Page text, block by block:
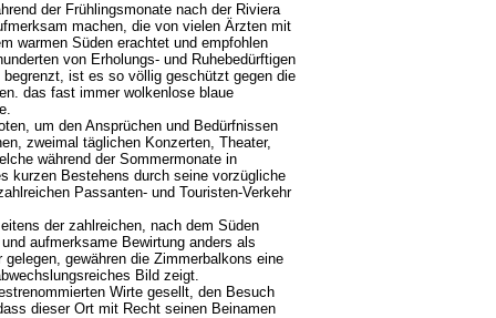
der Frühlingsmonate nach der Riviera
machen, die von vielen Ärzten mit
warmen Süden erachtet und empfohlen
von Erholungs- und Ruhebedürftigen
ist es so völlig geschützt gegen die
das fast immer wolkenlose blaue
um den Ansprüchen und Bedürfnissen
zweimal täglichen Konzerten, Theater,
während der Sommermonate in
kurzen Bestehens durch seine vorzügliche
Passanten- und Touristen-Verkehr
der zahlreichen, nach dem Süden
aufmerksame Bewirtung anders als
gewähren die Zimmerbalkons eine
Bild zeigt.
Wirte gesellt, den Besuch
dieser Ort mit Recht seinen Beinamen